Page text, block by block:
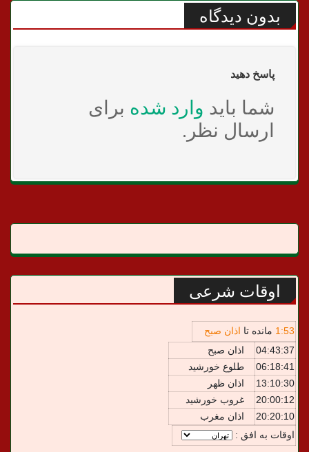
بدون دیدگاه
پاسخ دهید
شما باید وارد شده برای
ارسال نظر.
اوقات شرعی
1 :53 مانده تا اذان صبح
04:43:37
اذان صبح
06:18:41
طلوع خورشید
13:10:30
اذان ظهر
20:00:12
غروب خورشید
20:20:10
اذان مغرب
اوقات به افق :